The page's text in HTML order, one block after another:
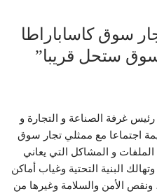
سوق كاساباراطا
ستحل قريبا”
غرفة الصناعة و التجارة و
اجتماعا مع ممثلي تجار سوق
و المشاكل التي يعاني
البنية التحتية وغياب أماكن
الأمن والسلامة وغيرها من